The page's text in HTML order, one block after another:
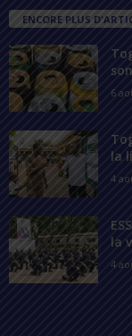
ENCORE PLUS
6
la
4
la
4